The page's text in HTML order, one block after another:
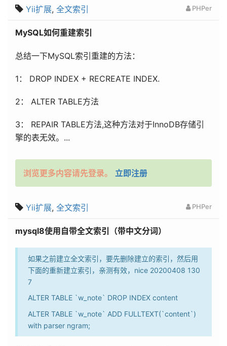
Yii扩展, 全文索引 PHPer
MySQL如何重建索引
总结一下MySQL索引重建的方法：
1： DROP INDEX + RECREATE INDEX.
2： ALTER TABLE方法
3： REPAIR TABLE方法,这种方法对于InnoDB存储引
擎的表无效。...
浏览更多内容请先登录。 立即注册
Yii扩展, 全文索引 PHPer
mysql8使用自带全文索引（带中文分词）
如果之前建立全文索引，要先删除建立的索引，然后用
下面的重新建立索引，亲测有效，nice 20200408 130
7
ALTER TABLE `w_note` DROP INDEX content
ALTER TABLE `w_note` ADD FULLTEXT(`content`)
with parser ngram;